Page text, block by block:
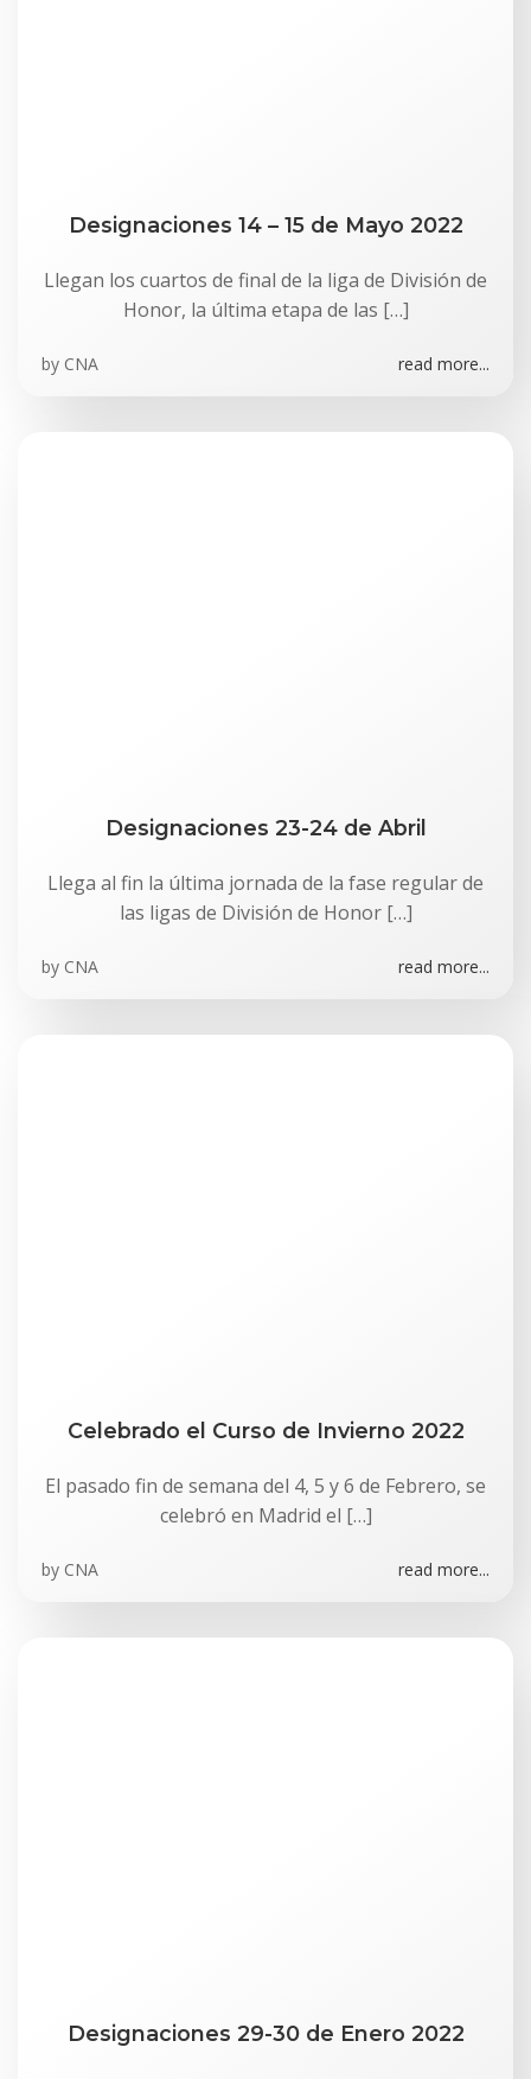
Designaciones 14 – 15 de Mayo 2022
Llegan los cuartos de final de la liga de División de
Honor, la última etapa de las […]
by CNA read more...
Designaciones 23-24 de Abril
Llega al fin la última jornada de la fase regular de
las ligas de División de Honor […]
by CNA read more...
Celebrado el Curso de Invierno 2022
El pasado fin de semana del 4, 5 y 6 de Febrero, se
celebró en Madrid el […]
by CNA read more...
Designaciones 29-30 de Enero 2022